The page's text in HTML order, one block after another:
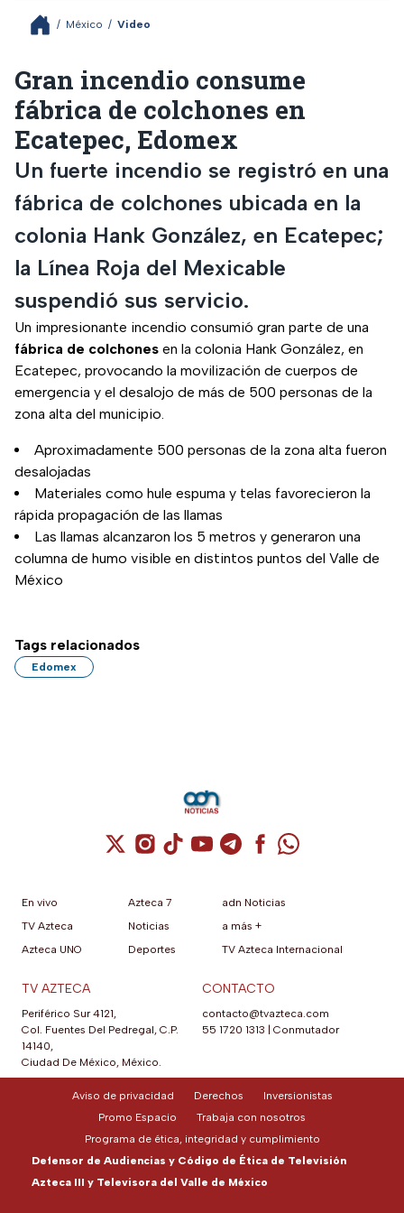
/ México / Video
Gran incendio consume
fábrica de colchones en
Ecatepec, Edomex
Un fuerte incendio se registró en una
fábrica de colchones ubicada en la
colonia Hank González, en Ecatepec;
la Línea Roja del Mexicable
suspendió sus servicio.
Un impresionante incendio consumió gran parte de una
fábrica de colchones en la colonia Hank González, en
Ecatepec, provocando la movilización de cuerpos de
emergencia y el desalojo de más de 500 personas de la
zona alta del municipio.
Aproximadamente 500 personas de la zona alta fueron
desalojadas
Materiales como hule espuma y telas favorecieron la
rápida propagación de las llamas
Las llamas alcanzaron los 5 metros y generaron una
columna de humo visible en distintos puntos del Valle de
México
Tags relacionados
Edomex
Cuenta de X / Twitter (se abre en una
Cuenta de Instagram (se abre en una
Cuenta de TikTok (se abre en
Cuenta de YouTube (se abre
Cuenta de Telegram (se
Cuenta de
Cuenta de
En vivo
TV Azteca
Azteca UNO
Azteca 7
Noticias
Deportes
adn Noticias
a más +
TV Azteca Internacional
TV AZTECA
Periférico Sur 4121,
Col. Fuentes Del Pedregal, C.P.
14140,
Ciudad De México, México.
CONTACTO
contacto@tvazteca.com
55 1720 1313 | Conmutador
Aviso de privacidad Derechos
Inversionistas
Promo Espacio
Trabaja con nosotros
Programa de ética, integridad y cumplimiento
Defensor de Audiencias y Código de Ética de Televisión
Azteca III y Televisora del Valle de México